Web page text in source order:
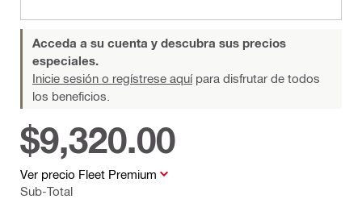
Acceda a su cuenta y descubra sus precios
especiales.
Inicie sesión o regístrese aquípara disfrutar de todos
los beneficios.
Ver precio Fleet Premium
Sub-Total
$9,320.00